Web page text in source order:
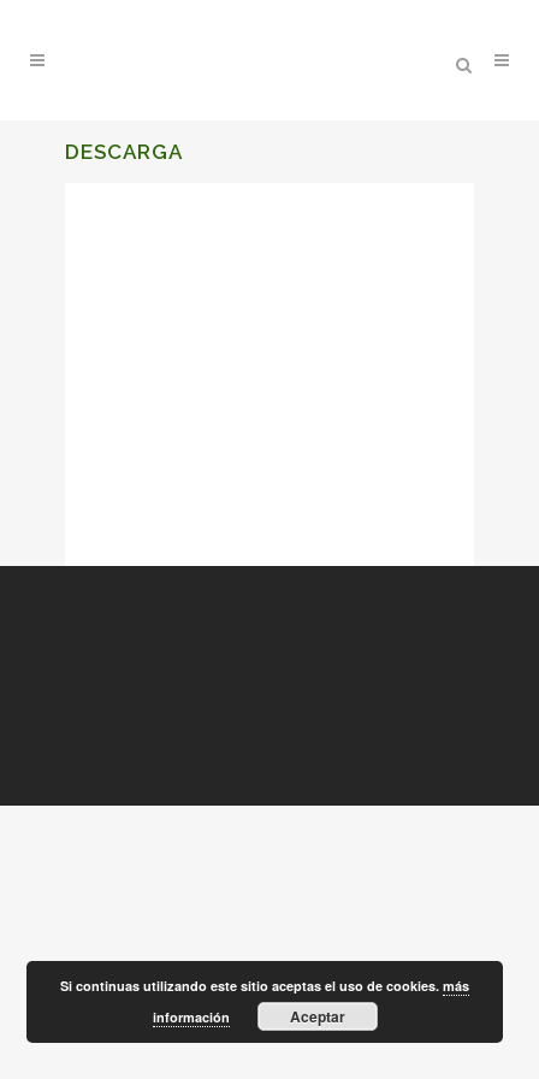
DESCARGA
Si continuas utilizando este sitio aceptas el uso de cookies.más
información
Aceptar